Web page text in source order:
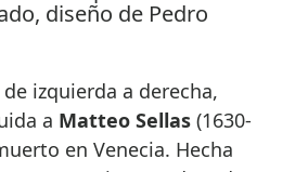
izquierda a derecha,
a Matteo Sellas (1630-
en Venecia. Hecha